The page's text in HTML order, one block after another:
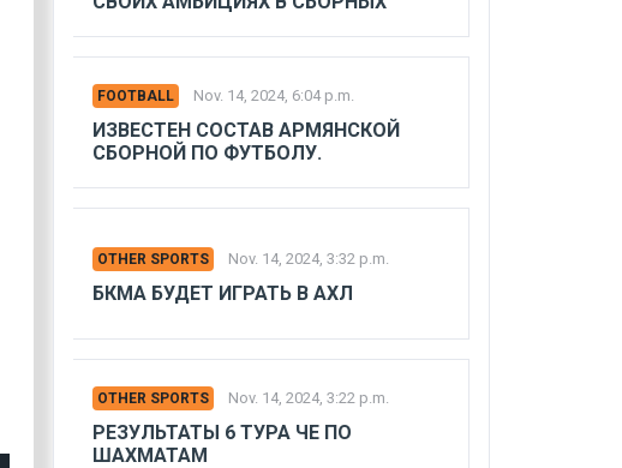
FOOTBALL Nov. 14, 2024, 6:04 p.m.
ИЗВЕСТЕН СОСТАВ АРМЯНСКОЙ
СБОРНОЙ ПО ФУТБОЛУ.
OTHER SPORTS Nov. 14, 2024, 3:32 p.m.
БКМА БУДЕТ ИГРАТЬ В АХЛ
OTHER SPORTS Nov. 14, 2024, 3:22 p.m.
РЕЗУЛЬТАТЫ 6 ТУРА ЧЕ ПО
ШАХМАТАМ